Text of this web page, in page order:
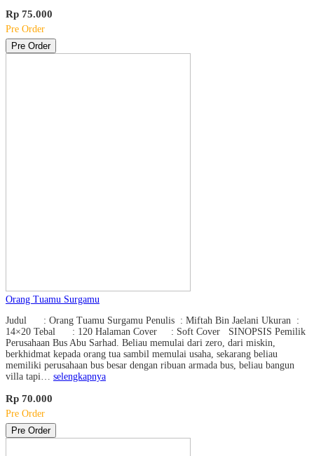
Rp 75.000
Pre Order
Pre Order
Orang Tuamu Surgamu
Judul : Orang Tuamu Surgamu Penulis : Miftah Bin Jaelani Ukuran :
14×20 Tebal : 120 Halaman Cover : Soft Cover SINOPSIS Pemilik
Perusahaan Bus Abu Sarhad. Beliau memulai dari zero, dari miskin,
berkhidmat kepada orang tua sambil memulai usaha, sekarang beliau
memiliki perusahaan bus besar dengan ribuan armada bus, beliau bangun
villa tapi… selengkapnya
Rp 70.000
Pre Order
Pre Order